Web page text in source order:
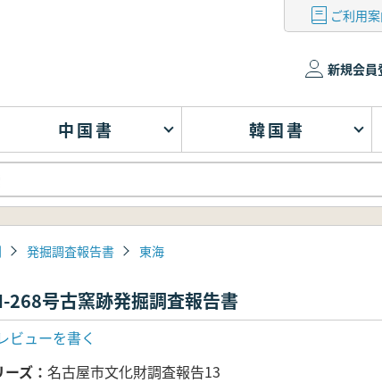
ご利用
新規会員
中国書 韓国書
発掘調査報告書 東海
268号古窯跡発掘調査報告書
ビューを書く
ーズ
名古屋市文化財調査報告13